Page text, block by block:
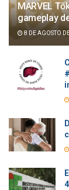
MARVEL
gameplay
8 DE AGOSTO